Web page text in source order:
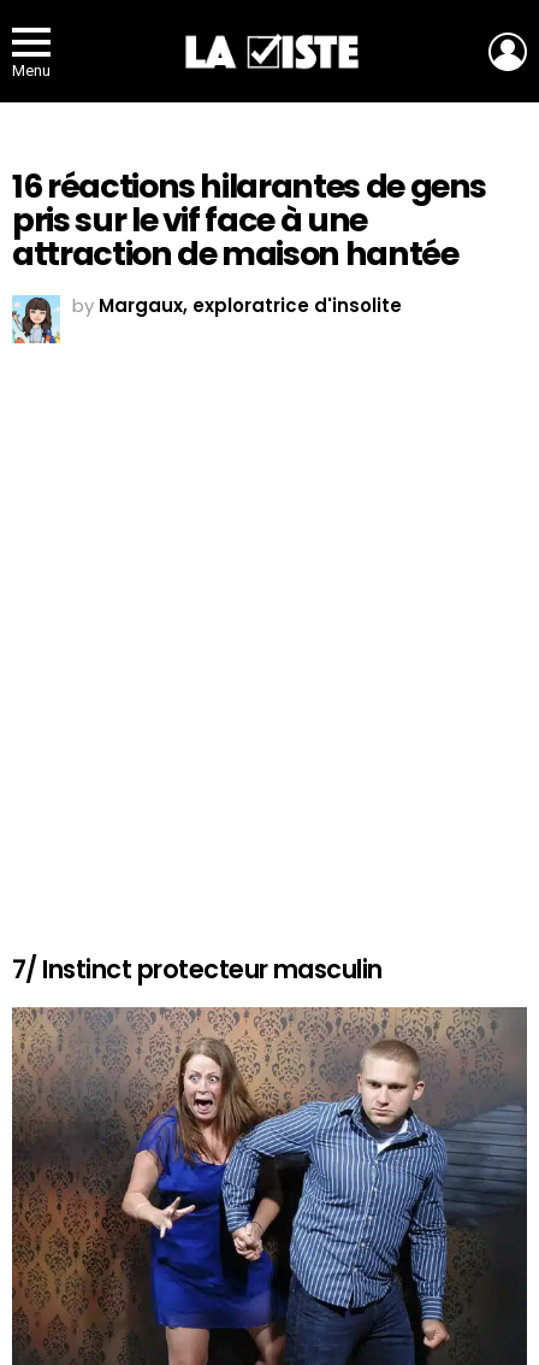
Menu
16 réactions hilarantes de gens
pris sur le vif face à une
attraction de maison hantée
by Margaux, exploratrice d'insolite
7/ Instinct protecteur masculin